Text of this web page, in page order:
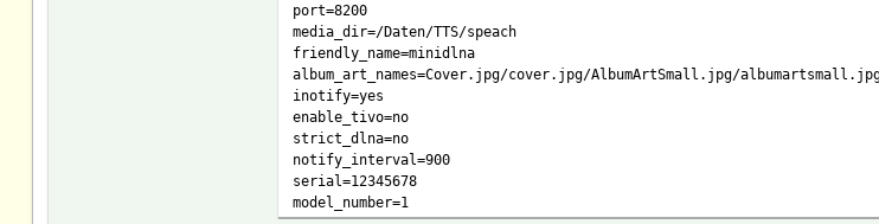
port=8200
media_dir=/Daten/TTS/speach
friendly_name=minidlna
album_art_names=Cover.jpg/cover.jpg/AlbumArtSmall.jpg/
inotify=yes
enable_tivo=no
strict_dlna=no
notify_interval=900
serial=12345678
model_number=1